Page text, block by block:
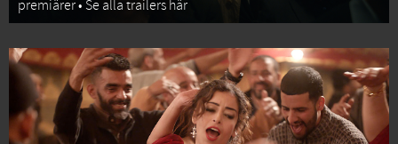
premiärer • Se alla trailers här